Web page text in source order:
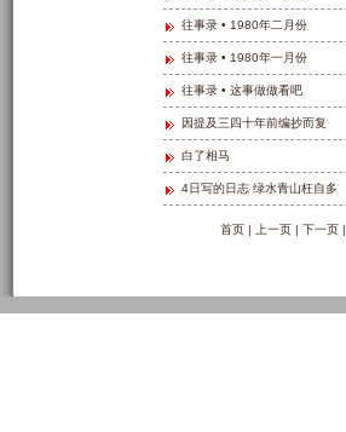
往事录 • 1980年二月份
往事录 • 1980年一月份
往事录 • 这事做做看吧
因提及三四十年前编抄而复
白了相马
4日写的日志 绿水青山枉自多
首页| 上一页| 下一页|